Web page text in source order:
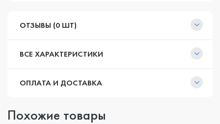
ОТЗЫВЫ (0 ШТ)
ВСЕ ХАРАКТЕРИСТИКИ
ОПЛАТА И ДОСТАВКА
Похожие товары